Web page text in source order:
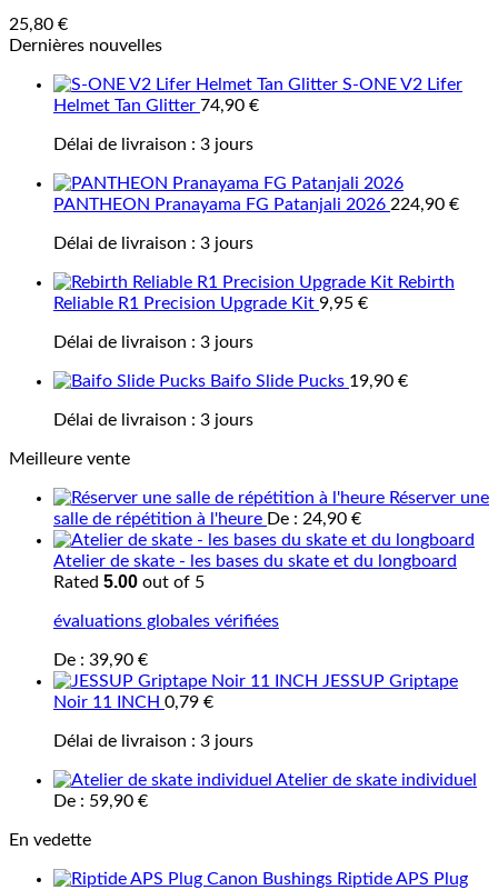
25,80 €
Dernières nouvelles
S-ONE V2 Lifer
Helmet Tan Glitter 74,90 €
Délai de livraison : 3 jours
PANTHEON Pranayama FG Patanjali 2026 224,90 €
Délai de livraison : 3 jours
Rebirth
Reliable R1 Precision Upgrade Kit 9,95 €
Délai de livraison : 3 jours
Baifo Slide Pucks 19,90 €
Délai de livraison : 3 jours
Meilleure vente
Réserver une
salle de répétition à l'heure De : 24,90 €
Atelier de skate - les bases du skate et du longboard
Rated 5.00 out of 5
évaluations globales vérifiées
De : 39,90 €
JESSUP Griptape
Noir 11 INCH 0,79 €
Délai de livraison : 3 jours
Atelier de skate individuel
De : 59,90 €
En vedette
Riptide APS Plug